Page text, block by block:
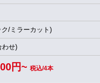
/ミラーカット)
わせ)
円~ 税込/4本